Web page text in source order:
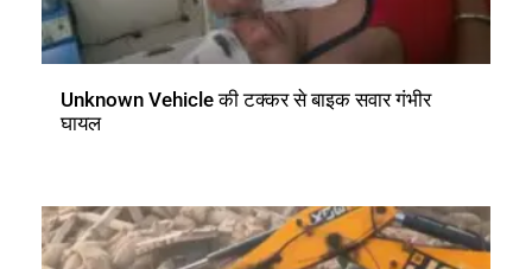
Unknown Vehicle की टक्कर से बाइक सवार गंभीर
घायल